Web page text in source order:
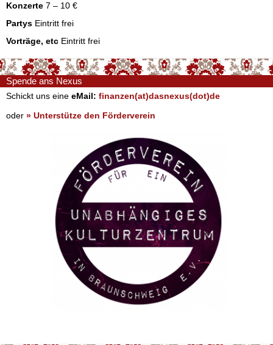
Konzerte 7 – 10 €
Partys Eintritt frei
Vorträge, etc Eintritt frei
Spende ans Nexus
Schickt uns eine eMail: finanzen(at)dasnexus(dot)de
oder » Unterstütze den Förderverein